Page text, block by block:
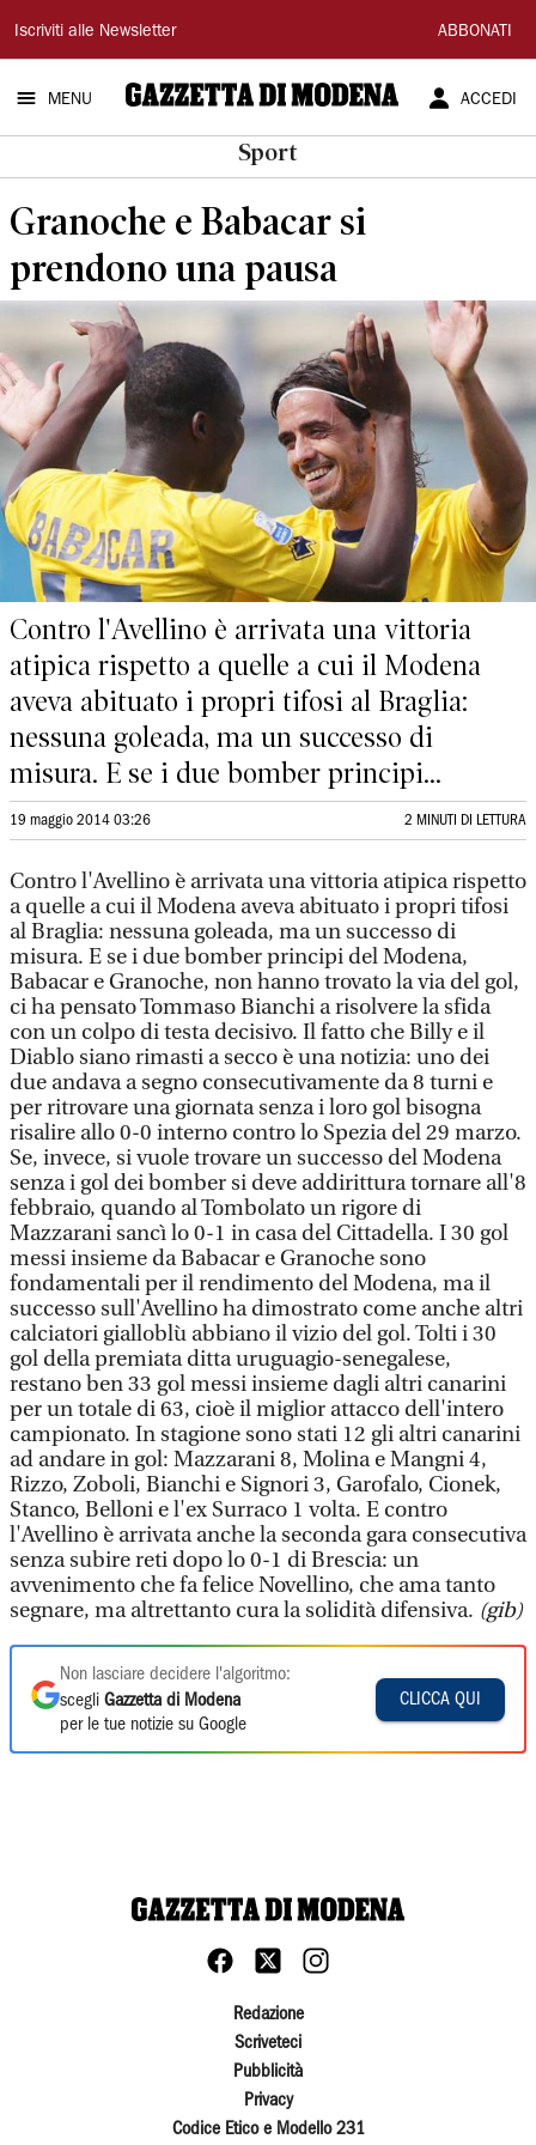
Gazzetta
di
Modena
Iscriviti alle Newsletter ABBONATI
MENU ACCEDI
Sport
Granoche e Babacar si
prendono una pausa
Contro l'Avellino è arrivata una vittoria
atipica rispetto a quelle a cui il Modena
aveva abituato i propri tifosi al Braglia:
nessuna goleada, ma un successo di
misura. E se i due bomber principi...
19 maggio 2014 03:26 2 MINUTI DI LETTURA
Contro l'Avellino è arrivata una vittoria atipica rispetto
a quelle a cui il Modena aveva abituato i propri tifosi
al Braglia: nessuna goleada, ma un successo di
misura. E se i due bomber principi del Modena,
Babacar e Granoche, non hanno trovato la via del gol,
ci ha pensato Tommaso Bianchi a risolvere la sfida
con un colpo di testa decisivo. Il fatto che Billy e il
Diablo siano rimasti a secco è una notizia: uno dei
due andava a segno consecutivamente da 8 turni e
per ritrovare una giornata senza i loro gol bisogna
risalire allo 0-0 interno contro lo Spezia del 29 marzo.
Se, invece, si vuole trovare un successo del Modena
senza i gol dei bomber si deve addirittura tornare all'8
febbraio, quando al Tombolato un rigore di
Mazzarani sancì lo 0-1 in casa del Cittadella. I 30 gol
messi insieme da Babacar e Granoche sono
fondamentali per il rendimento del Modena, ma il
successo sull'Avellino ha dimostrato come anche altri
calciatori gialloblù abbiano il vizio del gol. Tolti i 30
gol della premiata ditta uruguagio-senegalese,
restano ben 33 gol messi insieme dagli altri canarini
per un totale di 63, cioè il miglior attacco dell'intero
campionato. In stagione sono stati 12 gli altri canarini
ad andare in gol: Mazzarani 8, Molina e Mangni 4,
Rizzo, Zoboli, Bianchi e Signori 3, Garofalo, Cionek,
Stanco, Belloni e l'ex Surraco 1 volta. E contro
l'Avellino è arrivata anche la seconda gara consecutiva
senza subire reti dopo lo 0-1 di Brescia: un
avvenimento che fa felice Novellino, che ama tanto
segnare, ma altrettanto cura la solidità difensiva. (gib)
Non lasciare decidere l'algoritmo:
scegli Gazzetta di Modena
per le tue notizie su Google
CLICCA QUI
Redazione
Scriveteci
Pubblicità
Privacy
Codice Etico e Modello 231